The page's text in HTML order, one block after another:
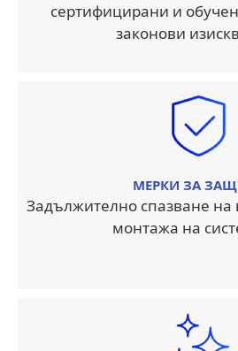
сертифицирани и
законови
МЕРКИ ЗА
Задължително спазване на
монтажа на